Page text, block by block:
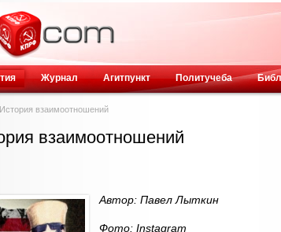
Журнал Агитпункт Политучеба
взаимоотношений
взаимоотношений
Автор: Павел Лыткин
Фото: Instagram